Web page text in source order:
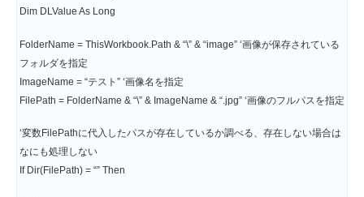
Dim DLValue As Long
FolderName = ThisWorkbook.Path & “\” & “image” ‘画像が保存されている
フォルダを指定
ImageName = “テスト” ‘画像名を指定
FilePath = FolderName & “\” & ImageName & “.jpg” ‘画像のフルパスを指定
‘変数FilePathに代入したパスが存在しているか調べる、存在しない場合は
なにも処理しない
If Dir(FilePath) = “” Then